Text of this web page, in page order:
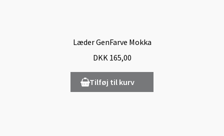
Læder GenFarve Mokka
DKK 165,00
Tilføj til kurv